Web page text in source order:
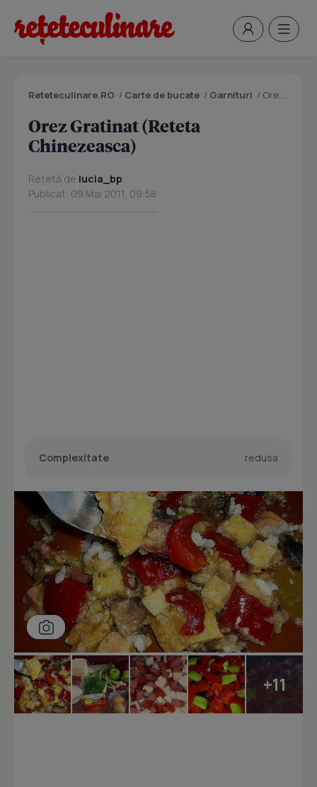
Reteteculinare.RO / Carte de bucate / Garnituri / Orez Gratinat (Reteta Chinezeasca)
Orez Gratinat (Reteta
Chinezeasca)
Rețetă de lucia_bp
Publicat: 09 Mai 2011, 09:58
Complexitate redusa
+11